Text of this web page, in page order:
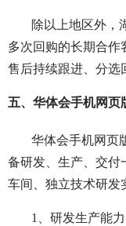
除以上地区外，
多次回购的长期合作
售后持续跟进、分选
五、华体会手机网页
华体会手机网页
备研发、生产、交付
车间、独立技术研发
1、研发生产能